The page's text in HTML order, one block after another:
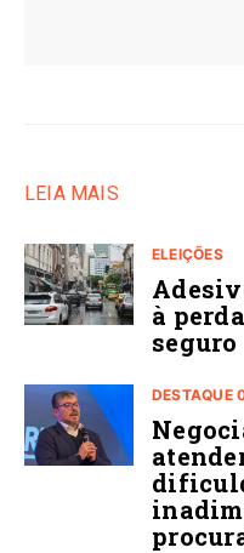
LEIA MAIS
ELEIÇÕES
à
seguro
DESTAQUE